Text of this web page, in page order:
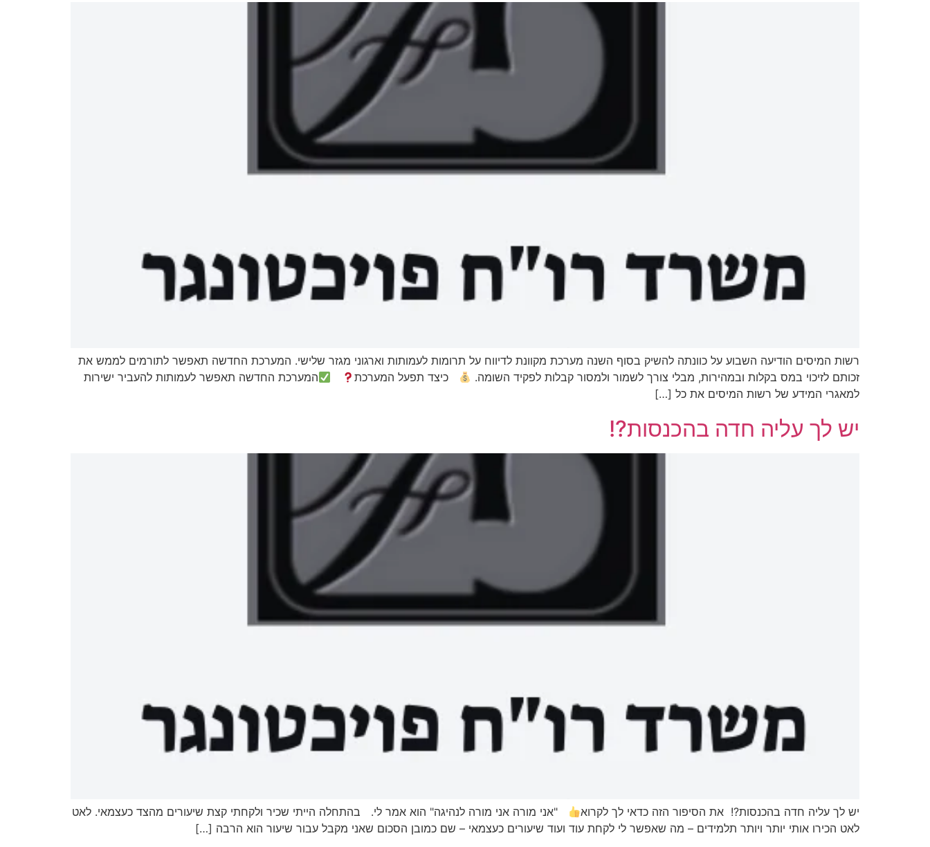
רשות המיסים הודיעה השבוע על כוונתה להשיק בסוף השנה מערכת מקוונת לדיווח על תרומות לעמותות וארגוני מגזר שלישי. המערכת החדשה תאפשר לתורמים לממש את
זכותם לזיכוי במס בקלות ובמהירות, מבלי צורך לשמור ולמסור קבלות לפקיד השומה.
כיצד תפעל המערכת
המערכת החדשה תאפשר לעמותות להעביר ישירות
למאגרי המידע של רשות המיסים את כל […]
יש לך עליה חדה בהכנסות?!
יש לך עליה חדה בהכנסות?! את הסיפור הזה כדאי לך לקרוא
"אני מורה אני מורה לנהיגה" הוא אמר לי. בהתחלה הייתי שכיר ולקחתי קצת שיעורים מהצד כעצמאי. לאט
לאט הכירו אותי יותר ויותר תלמידים – מה שאפשר לי לקחת עוד ועוד שיעורים כעצמאי – שם כמובן הסכום שאני מקבל עבור שיעור הוא הרבה […]